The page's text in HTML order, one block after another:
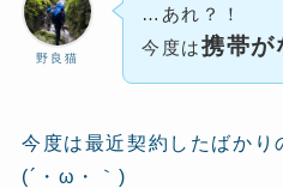
野良猫
…あれ？！
今度は携帯が
今度は最近契約したばかり
(´・ω・｀)